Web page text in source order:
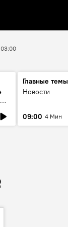
03:00
Главные темы
Новости
09:00 4 Мин